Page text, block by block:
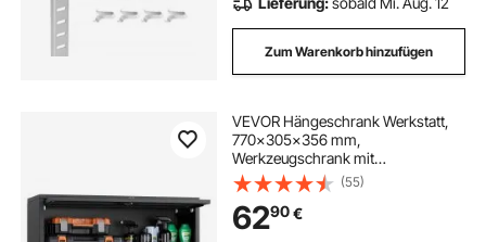
Zum Warenkorb hinzufügen
VEVOR Hängeschrank Werkstatt,
770x305x356 mm,
Werkzeugschrank mit
hochklappbarer Tür, 54 kg Tragkraft
pro Regal, Wandhängeschrank,
geeignet für Garage, Keller, Küche,
Lager, Montage erforderlich
(55)
6290€